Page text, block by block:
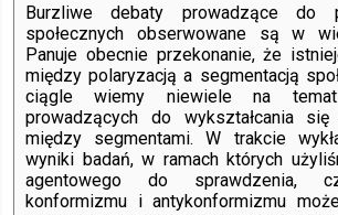
Burzliwe debaty prowadzące do
społecznych obserwowane są w
Panuje obecnie przekonanie, że
między polaryzacją a segmentacją
ciągle wiemy niewiele na temat
prowadzących do wykształcania
między segmentami. W trakcie
wyniki badań, w ramach których
agentowego do sprawdzenia,
konformizmu i antykonformizmu